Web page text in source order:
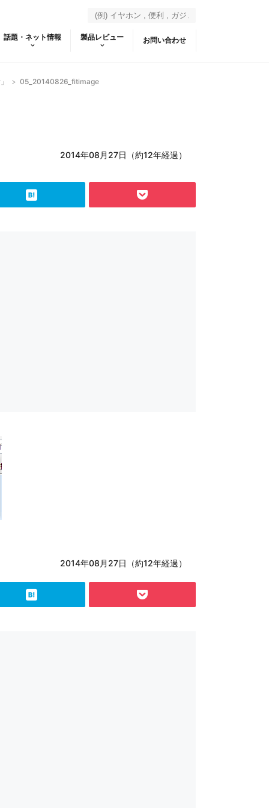
話題・ネット情報 製品レビュー お問い合わせ
> 05_20140826_fitimage
2014年08月27日（約12年経過）
2014年08月27日（約12年経過）